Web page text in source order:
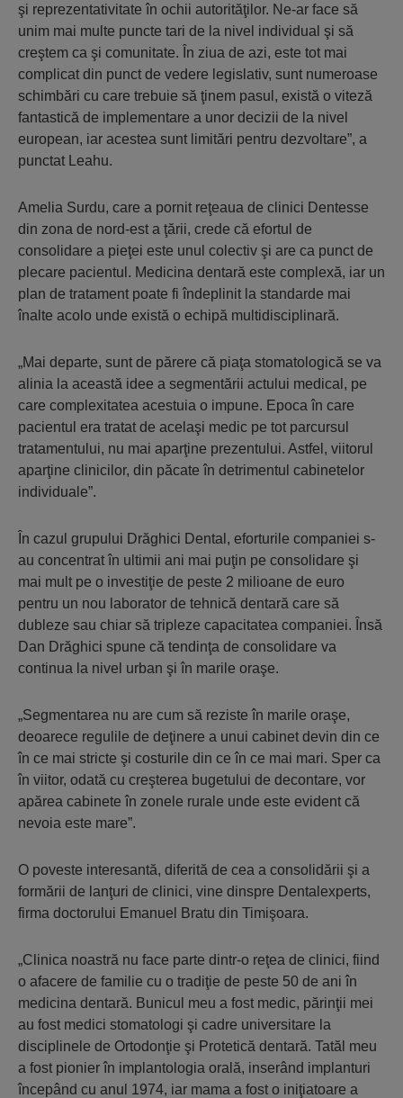
şi reprezentativitate în ochii autorităţilor. Ne-ar face să
unim mai multe puncte tari de la nivel individual şi să
creştem ca şi comunitate. În ziua de azi, este tot mai
complicat din punct de vedere legislativ, sunt numeroase
schimbări cu care trebuie să ţinem pasul, există o viteză
fantastică de implementare a unor decizii de la nivel
european, iar acestea sunt limitări pentru dezvoltare”, a
punctat Leahu.
Amelia Surdu, care a pornit reţeaua de clinici Dentesse
din zona de nord-est a ţării, crede că efortul de
consolidare a pieţei este unul colectiv şi are ca punct de
plecare pacientul. Medicina dentară este complexă, iar un
plan de tratament poate fi îndeplinit la standarde mai
înalte acolo unde există o echipă multidisciplinară.
„Mai departe, sunt de părere că piaţa stomatologică se va
alinia la această idee a segmentării actului medical, pe
care complexitatea acestuia o impune. Epoca în care
pacientul era tratat de acelaşi medic pe tot parcursul
tratamentului, nu mai aparţine prezentului. Astfel, viitorul
aparţine clinicilor, din păcate în detrimentul cabinetelor
individuale”.
În cazul grupului Drăghici Dental, eforturile companiei s-
au concentrat în ultimii ani mai puţin pe consolidare şi
mai mult pe o investiţie de peste 2 milioane de euro
pentru un nou laborator de tehnică dentară care să
dubleze sau chiar să tripleze capacitatea companiei. Însă
Dan Drăghici spune că tendinţa de consolidare va
continua la nivel urban şi în marile oraşe.
„Segmentarea nu are cum să reziste în marile oraşe,
deoarece regulile de deţinere a unui cabinet devin din ce
în ce mai stricte şi costurile din ce în ce mai mari. Sper ca
în viitor, odată cu creşterea bugetului de decontare, vor
apărea cabinete în zonele rurale unde este evident că
nevoia este mare”.
O poveste interesantă, diferită de cea a consolidării şi a
formării de lanţuri de clinici, vine dinspre Dentalexperts,
firma doctorului Emanuel Bratu din Timişoara.
„Clinica noastră nu face parte dintr-o reţea de clinici, fiind
o afacere de familie cu o tradiţie de peste 50 de ani în
medicina dentară. Bunicul meu a fost medic, părinţii mei
au fost medici stomatologi şi cadre universitare la
disciplinele de Ortodonţie şi Protetică dentară. Tatăl meu
a fost pionier în implantologia orală, inserând implanturi
începând cu anul 1974, iar mama a fost o iniţiatoare a